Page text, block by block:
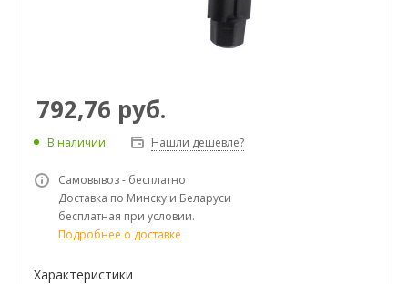
792,76 руб.
В наличии Нашли дешевле?
Самовывоз - бесплатно
Доставка по Минску и Беларуси
бесплатная при условии.
Подробнее о доставке
Характеристики